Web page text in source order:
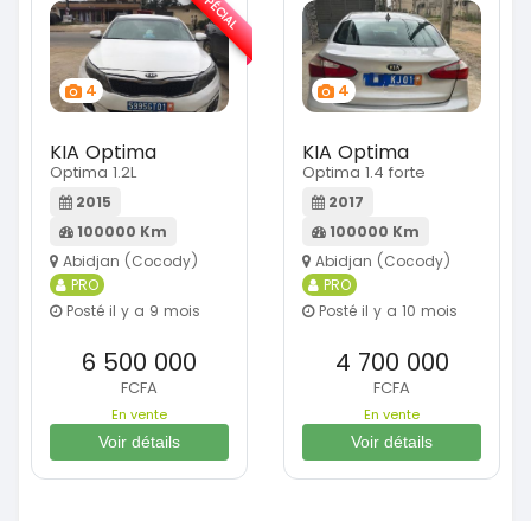
4
KIA Optima
Optima 1.2L
2015
100000 Km
Abidjan (Cocody)
PRO
Posté il y a 9 mois
6 500 000
FCFA
En vente
Voir détails
SPÉCIAL
4
KIA Optima
Optima 1.4 forte
2017
100000 Km
Abidjan (Cocody)
PRO
Posté il y a 10 mois
4 700 000
FCFA
En vente
Voir détails